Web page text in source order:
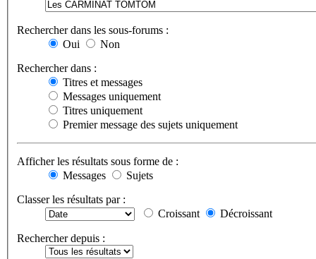
Rechercher dans les sous-forums :
Oui
Non
Rechercher dans :
Titres et messages
Messages uniquement
Titres uniquement
Premier message des sujets uniquement
Afficher les résultats sous forme de :
Messages
Sujets
Classer les résultats par :
Croissant
Décroissant
Rechercher depuis :